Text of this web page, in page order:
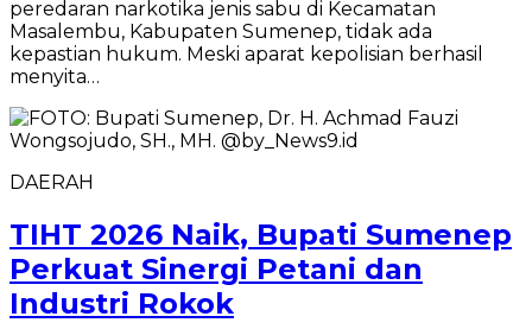
peredaran narkotika jenis sabu di Kecamatan
Masalembu, Kabupaten Sumenep, tidak ada
kepastian hukum. Meski aparat kepolisian berhasil
menyita…
DAERAH
TIHT 2026 Naik, Bupati Sumenep
Perkuat Sinergi Petani dan
Industri Rokok